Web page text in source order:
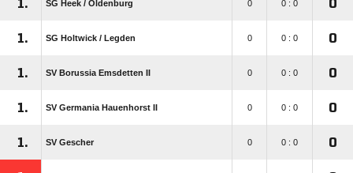
1. SG Heek /​ Oldenburg 0 0 : 0 0
1. SG Holtwick /​ Legden 0 0 : 0 0
1. SV Borussia Emsdetten II 0 0 : 0 0
1. SV Germania Hauenhorst II 0 0 : 0 0
1. SV Gescher 0 0 : 0 0